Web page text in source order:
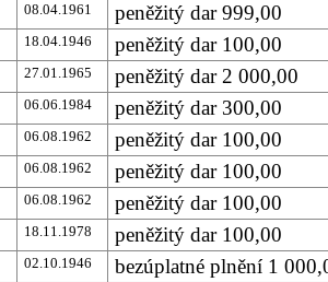
08.04.1961 peněžitý dar 999,00
18.04.1946 peněžitý dar 100,00
27.01.1965 peněžitý dar 2 000,00
06.06.1984 peněžitý dar 300,00
06.08.1962 peněžitý dar 100,00
06.08.1962 peněžitý dar 100,00
06.08.1962 peněžitý dar 100,00
18.11.1978 peněžitý dar 100,00
02.10.1946 bezúplatné plnění 1